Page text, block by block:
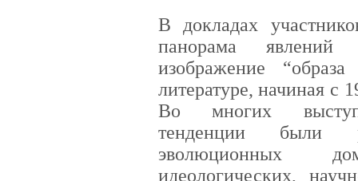
В докладах
панорама
изображение
литературе, начиная с
Во многих
тенденции были
эволюционных
идеологических,